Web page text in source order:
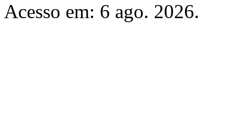
Acesso em: 6 ago. 2026.